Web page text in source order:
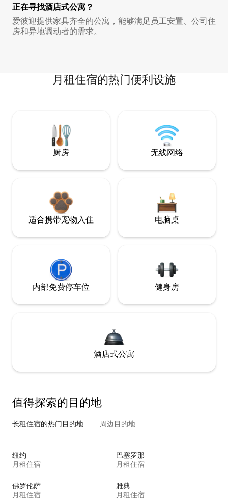
正在寻找酒店式公寓？
爱彼迎提供家具齐全的公寓，能够满足员工安置、公司住
房和异地调动者的需求。
月租住宿的热门便利设施
厨房 无线网络
适合携带宠物入住 电脑桌
内部免费停车位 健身房
酒店式公寓
值得探索的目的地
长租住宿的热门目的地 周边目的地
纽约
月租住宿
巴塞罗那
月租住宿
佛罗伦萨
月租住宿
雅典
月租住宿